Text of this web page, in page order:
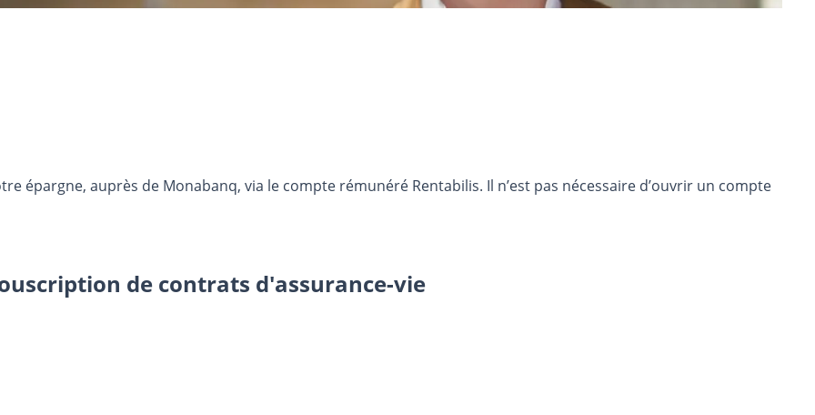
épargne, auprès de Monabanq, via le compte rémunéré Rentabilis. Il n’est pas nécessaire d’ouvrir un compte
de contrats d'assurance-vie